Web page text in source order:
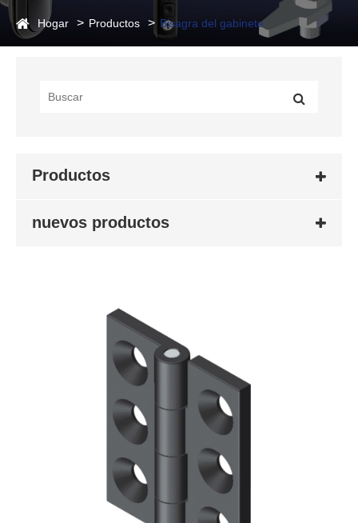
Hogar Productos Bisagra del gabinete
Productos
nuevos productos